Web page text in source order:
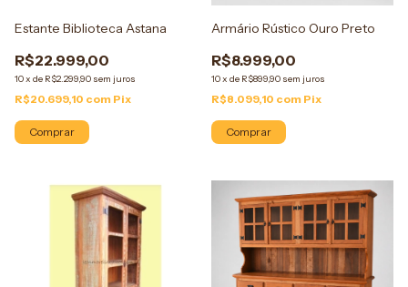
Estante Biblioteca Astana
R$22.999,00
10x de R$2.299,90 sem juros
R$20.699,10 com Pix
Comprar
Armário Rústico Ouro Preto
R$8.999,00
10x de R$899,90 sem juros
R$8.099,10 com Pix
Comprar